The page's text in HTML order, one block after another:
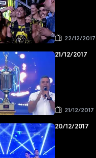
22/12/2017
21/12/2017
21/12/2017
20/12/2017